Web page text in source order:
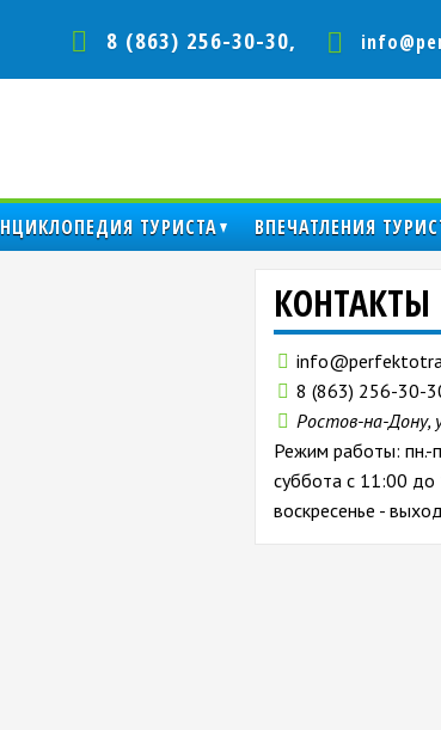
8 (863) 256-30-30,
ТУРИСТА ВПЕЧАТЛЕНИЯ
КОНТАКТЫ
8 (863) 256-30-
Ростов-на-Дону,
Режим работы: пн.-
суббота с 11:00 до
воскресенье -